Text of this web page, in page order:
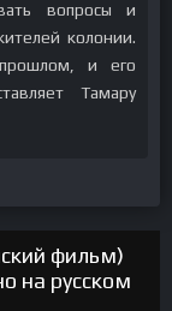
вопросы и
колонии.
и его
Тамару
фильм)
на русском